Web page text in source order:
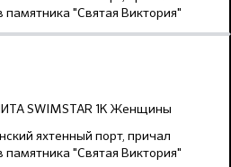
памятника "Святая Виктория"
SWIMSTAR 1K Женщины
яхтенный порт, причал
памятника "Святая Виктория"